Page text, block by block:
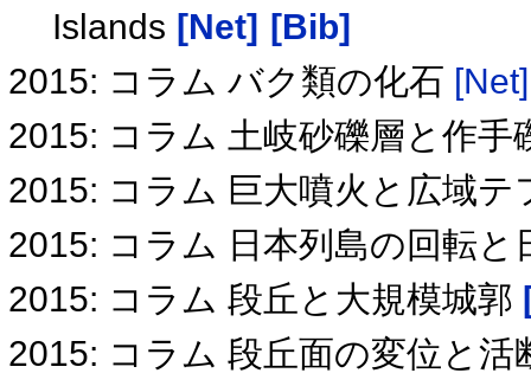
Islands [Net] [Bib]
2015: コラム バク類の化石 [Net]
2015: コラム 土岐砂礫層と作手
2015: コラム 巨大噴火と広域
2015: コラム 日本列島の回転
2015: コラム 段丘と大規模城郭
2015: コラム 段丘面の変位と活